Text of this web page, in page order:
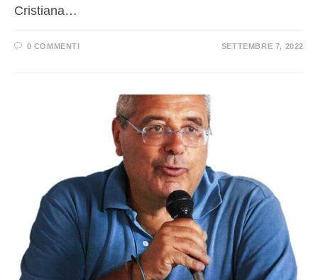
Cristiana…
0 COMMENTI SETTEMBRE 7, 2022